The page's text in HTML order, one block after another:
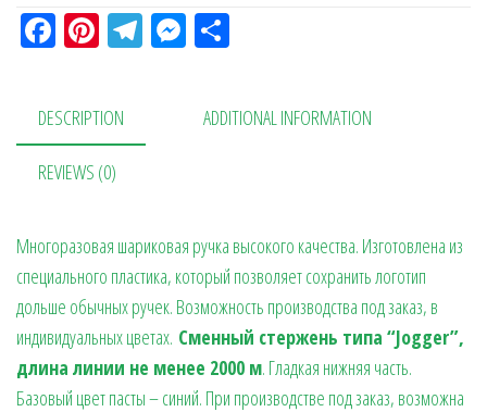
Fa
bo
ok
Pi
er
es
t
Te
a
M
se
n
ра
в
DESCRIPTION ADDITIONAL INFORMATION
REVIEWS (0)
Многоразовая шариковая ручка высокого качества. Изготовлена из
специального пластика, который позволяет сохранить логотип
дольше обычных ручек. Возможность производства под заказ, в
индивидуальных цветах. Сменный стержень типа “Jogger”,
длина линии не менее 2000 м. Гладкая нижняя часть.
Базовый цвет пасты – синий. При производстве под заказ, возможна